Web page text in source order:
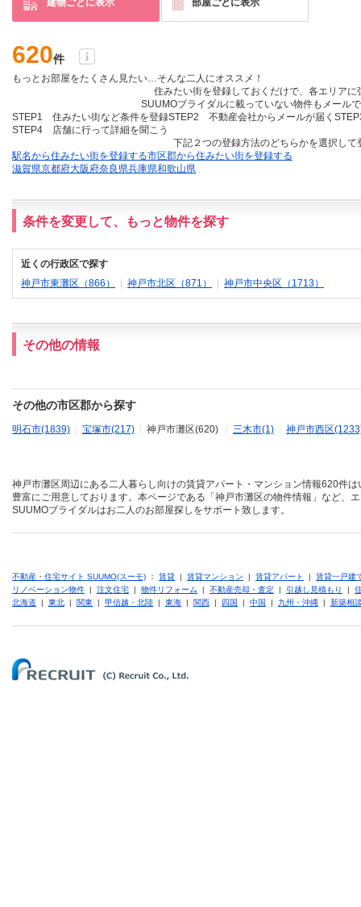
建物ごとに表示 部屋ごとに表示
620件
もっとお部屋をたくさん見たい…そんな二人にオススメ！
住みたい街を登録しておくだけで、各エリアに
SUUMOブライダルに載っていない物件も メール
STEP1 住みたい街など条件を登録STEP2 不動産会社からメールが届く
STEP4 店舗に行って詳細を聞こう
下記２つの登録方法のどちらかを選択して
駅名から住みたい街を登録する市区郡から住みたい街を登録する
滋賀県京都府大阪府奈良県兵庫県和歌山県
条件を変更して、もっと物件を探す
近くの行政区で探す
神戸市東灘区（866）
神戸市北区（871） 神戸市中央区（1713）
その他の情報
その他の市区郡から探す
明石市(1839) 宝塚市(217) 神戸市灘区(620) 三木市(1) 神戸市西区
神戸市灘区周辺にある二人暮らし向けの賃貸アパート・マンション情報620件
豊富にご用意しております。本ページである「神戸市灘区の物件情報」など、
SUUMOブライダルはお二人のお部屋探しをサポート致します。
不動産・住宅サイト SUUMO(スーモ) ： 賃貸 | 賃貸マンション | 賃貸アパート | 賃貸一戸建
リノベーション物件 | 注文住宅 | 物件リフォーム | 不動産売却・査定 | 引越し見積もり |
北海道 | 東北 | 関東 | 甲信越・北陸 | 東海 | 関西 | 四国 | 中国 | 九州・沖縄 | 新築相